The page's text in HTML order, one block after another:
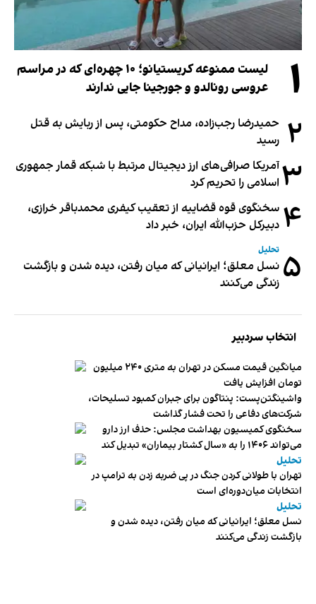
۱
لیست ممنوعه کریستیانو؛ ۱۰ چهره‌ای که در مراسم
عروسی رونالدو و جورجینا جایی ندارند
۲ حمیدرضا رجب‌زاده، مداح حکومتی، پس از ربایش به قتل
رسید
۳آمریکا صرافی‌های ارز دیجیتال مرتبط با شبکه قمار جمهوری
اسلامی را تحریم کرد
۴ سخنگوی قوه قضاییه از تعقیب کیفری محمدباقر خرازی،
دبیر‌کل حزب‌الله ایران، خبر داد
۵ تحلیل
نسل معلق؛ ایرانیانی که میان رفتن، دیده شدن و بازگشت
زندگی می‌کنند
انتخاب سردبیر
میانگین قیمت مسکن در تهران به متری ۲۴۰ میلیون
تومان افزایش یافت
واشینگتن‌پست: پنتاگون برای جبران کمبود تسلیحات،
شرکت‌های دفاعی را تحت فشار گذاشت
سخنگوی کمیسیون بهداشت مجلس: حذف ارز دارو
می‌تواند ۱۴۰۶ را به «سال کشتار بیماران» تبدیل کند
تحلیل
تهران با طولانی کردن جنگ در پی ضربه زدن به ترامپ در
انتخابات میان‌دوره‌ای است
تحلیل
نسل معلق؛ ایرانیانی که میان رفتن، دیده شدن و
بازگشت زندگی می‌کنند